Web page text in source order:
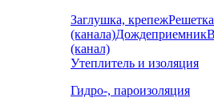
Заглушка, крепеж
(канала)Дождеприемник
(канал)
Утеплитель и изоляция
Гидро-, пароизоляция